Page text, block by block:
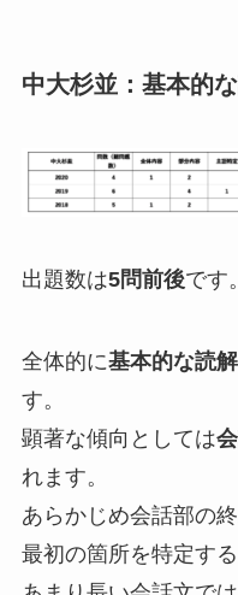
中大杉並：基本的
出題数は5問前後です。
全体的に基本的な読解
す。
顕著な傾向としては
れます。
あらかじめ会話部の
最初の箇所を特定す